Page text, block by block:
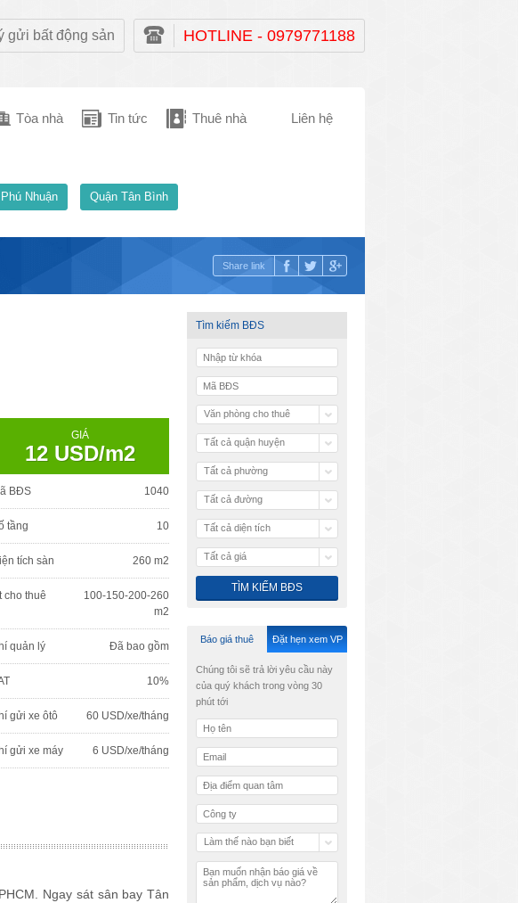
gửi bất động sản HOTLINE - 0979771188
Tòa nhà Tin tức Thuê nhà Liên hệ
Nhuận Quận Tân Bình
Share link
GIÁ
12 USD/m2
BĐS 1040
tầng 10
tích sàn 260 m2
cho thuê
100-150-200-260
m2
quản lý Đã bao gồm
10%
gửi xe ôtô 60 USD/xe/tháng
gửi xe máy 6 USD/xe/tháng
Ngay sát sân bay Tân
Tìm kiếm BĐS
Văn phòng cho thuê
Tất cả quận huyện
Tất cả phường
Tất cả đường
Tất cả diện tích
Tất cả giá
Báo giá thuê Đặt hẹn xem VP
Chúng tôi sẽ trả lời yêu cầu này
của quý khách trong vòng 30
phút tới
Làm thế nào bạn biết